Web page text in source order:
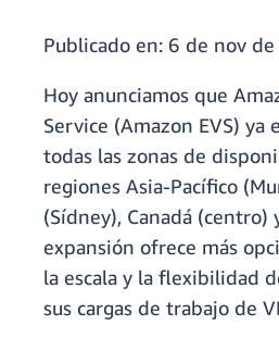
Publicado en: 6 de nov
Hoy anunciamos que
Service (Amazon EVS) ya
todas las zonas de
regiones Asia-Pacífico
(Sídney), Canadá (centro)
expansión ofrece más
la escala y la flexibilidad
sus cargas de trabajo de